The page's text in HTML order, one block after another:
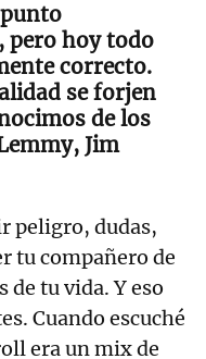
pero hoy todo
correcto.
se forjen
de los
Jim
peligro, dudas,
tu compañero de
tu vida. Y eso
Cuando escuché
era un mix de